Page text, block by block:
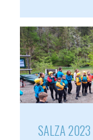
SALZA 2023